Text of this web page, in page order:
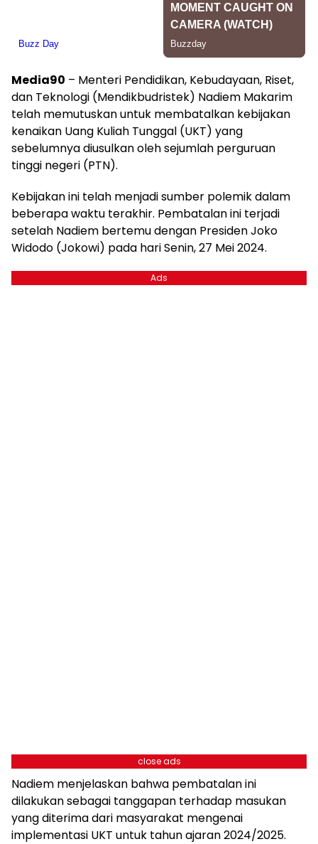
Media90 – Menteri Pendidikan, Kebudayaan, Riset,
dan Teknologi (Mendikbudristek) Nadiem Makarim
telah memutuskan untuk membatalkan kebijakan
kenaikan Uang Kuliah Tunggal (UKT) yang
sebelumnya diusulkan oleh sejumlah perguruan
tinggi negeri (PTN).
Kebijakan ini telah menjadi sumber polemik dalam
beberapa waktu terakhir. Pembatalan ini terjadi
setelah Nadiem bertemu dengan Presiden Joko
Widodo (Jokowi) pada hari Senin, 27 Mei 2024.
Ads
close ads
Nadiem menjelaskan bahwa pembatalan ini
dilakukan sebagai tanggapan terhadap masukan
yang diterima dari masyarakat mengenai
implementasi UKT untuk tahun ajaran 2024/2025.